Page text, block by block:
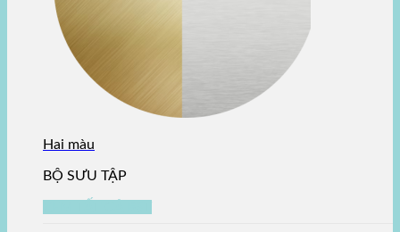
Hai màu
BỘ SƯU TẬP